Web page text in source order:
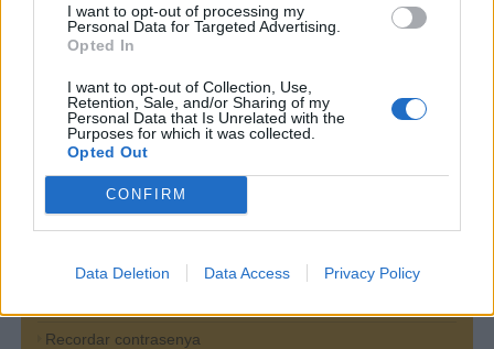
I want to opt-out of processing my
Personal Data for Targeted Advertising.
Opted In
I want to opt-out of Collection, Use,
Retention, Sale, and/or Sharing of my
Personal Data that Is Unrelated with the
Purposes for which it was collected.
Opted Out
CONFIRM
Data Deletion Data Access Privacy Policy
* Camps
obligatoris
Oficina Virtual
Per operar a l'oficina virtual ha de ser un usuari registrat.
Clau de pas
Recordar contrasenya